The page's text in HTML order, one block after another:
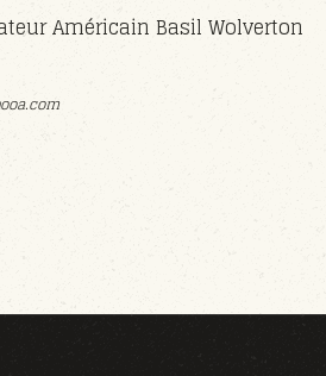
Américain Basil Wolverton